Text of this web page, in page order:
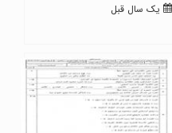
یک سال قبل